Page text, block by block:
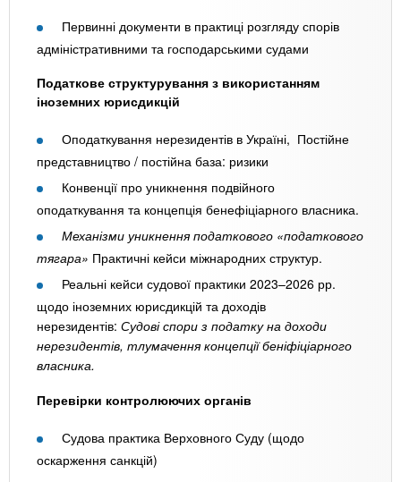
Первинні документи в практиці розгляду спорів
адміністративними та господарськими судами
Податкове структурування з використанням
іноземних юрисдикцій
Оподаткування нерезидентів в Україні, Постійне
представництво / постійна база: ризики
Конвенції про уникнення подвійного
оподаткування та концепція бенефіціарного власника.
Механізми уникнення податкового «податкового
тягара» Практичні кейси міжнародних структур.
Реальні кейси судової практики 2023–2026 рр.
щодо іноземних юрисдикцій та доходів
нерезидентів: Судові спори з податку на доходи
нерезидентів, тлумачення концепції беніфіціарного
власника.
Перевірки контролюючих органів
Судова практика Верховного Суду (щодо
оскарження санкцій)